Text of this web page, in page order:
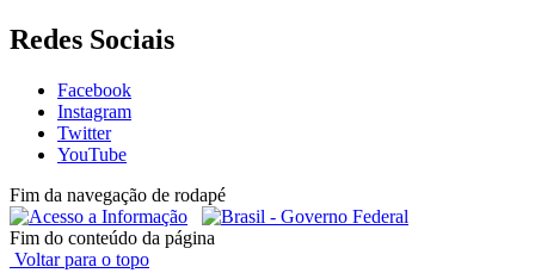
Redes Sociais
Facebook
Instagram
Twitter
YouTube
Fim da navegação de rodapé
Fim do conteúdo da página
Voltar para o topo